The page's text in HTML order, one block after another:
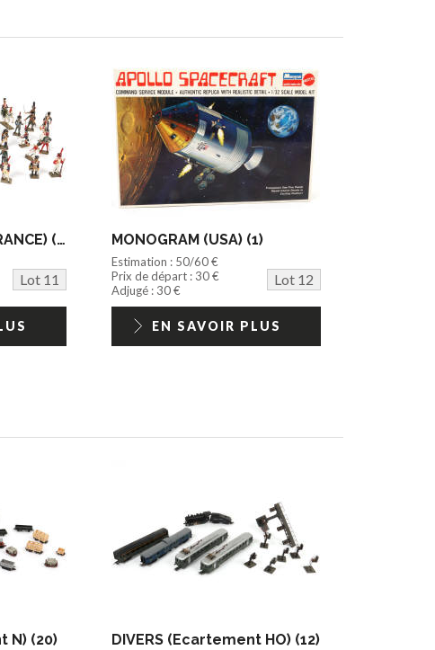
EDITIONS ATLAS (FRANCE) (40)
Lot 11
MONOGRAM (USA) (1)
Estimation : 50/60 €
Prix de départ : 30 €
Lot 12
Adjugé : 30 €
EN SAVOIR PLUS
N) (20) DIVERS (Ecartement HO) (12)